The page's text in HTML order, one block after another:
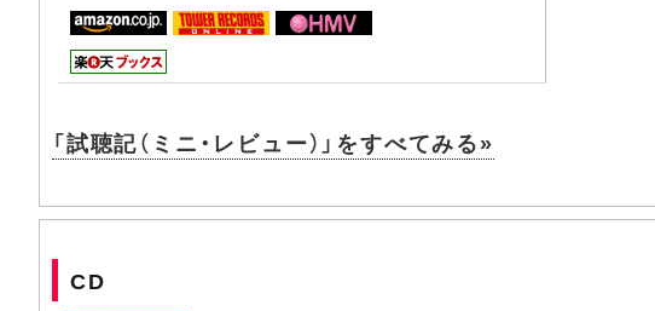
「試聴記（ミニ・レビュー）」をすべてみる»
CD